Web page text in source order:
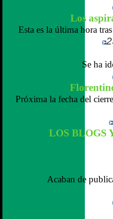
Los
Esta es la última hora
Se ha
Próxima la fecha del
LOS BLOGS
Acaban de